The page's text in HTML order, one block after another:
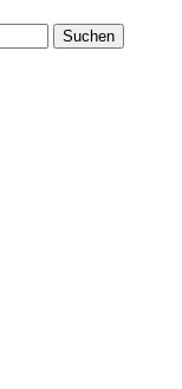
Suchen